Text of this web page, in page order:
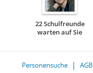
22 Schulfreunde
warten auf Sie
Personensuche AGB